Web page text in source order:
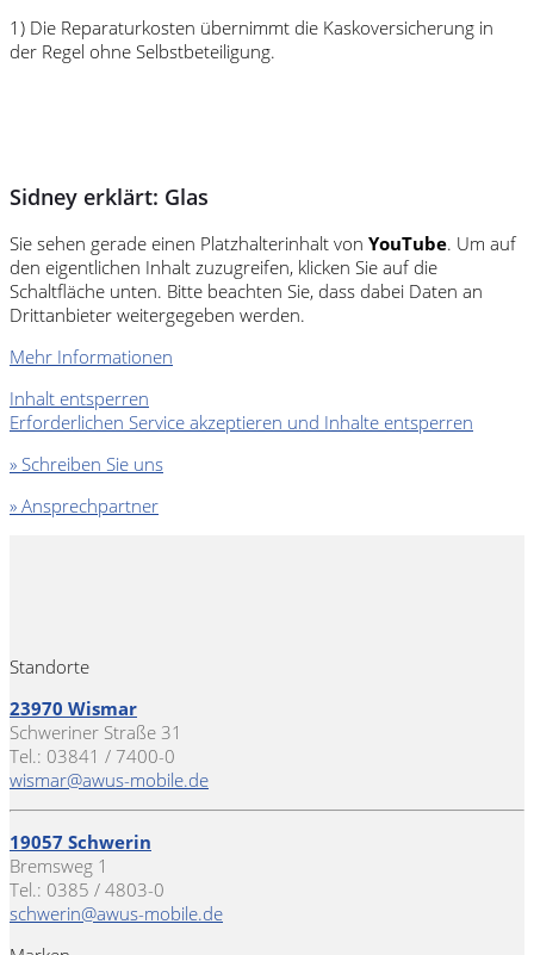
1) Die Reparaturkosten übernimmt die Kaskoversicherung in
der Regel ohne Selbstbeteiligung.
Sidney erklärt: Glas
Sie sehen gerade einen Platzhalterinhalt von YouTube. Um auf
den eigentlichen Inhalt zuzugreifen, klicken Sie auf die
Schaltfläche unten. Bitte beachten Sie, dass dabei Daten an
Drittanbieter weitergegeben werden.
Mehr Informationen
Inhalt entsperren
Erforderlichen Service akzeptieren und Inhalte entsperren
» Schreiben Sie uns
» Ansprechpartner
Standorte
23970 Wismar
Schweriner Straße 31
Tel.: 03841 / 7400-0
wismar@awus-mobile.de
19057 Schwerin
Bremsweg 1
Tel.: 0385 / 4803-0
schwerin@awus-mobile.de